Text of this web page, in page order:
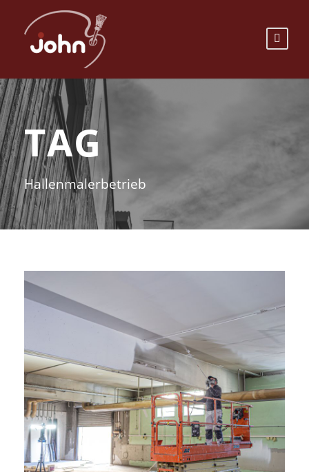
TAG
Hallenmalerbetrieb